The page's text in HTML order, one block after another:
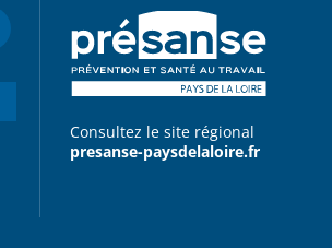
Consultez le site régional
presanse-paysdelaloire.fr